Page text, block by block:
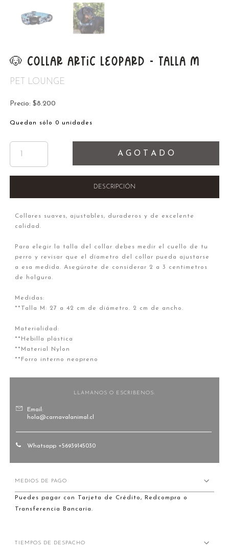
🐶 COLLAR ARTIC LEOPARD - TALLA M
PET LOUNGE
Precio: $8.200
Quedan sólo 0 unidades
A G O T A D O
DESCRIPCIÓN
Collares suaves, ajustables, duraderos y de excelente
calidad.
Para elegir la talla del collar debes medir el cuello de tu
perro y revisar que el díametro del collar pueda ajustarse
a esa medida. Asegúrate de considerar 2 a 3 centimetros
de holgura.
Medidas:
**Talla M: 27 a 42 cm de diámetro. 2 cm de ancho.
Materialidad:
**Hebilla plástica
**Material Nylon
**Forro interno neopreno
LLAMANOS O ESCRIBENOS:
Email:
hola@carnavalanimal.cl
Whatsapp +56939145030
MEDIOS DE PAGO
Puedes pagar con Tarjeta de Crédito, Redcompra o
Transferencia Bancaria.
TIEMPOS DE DESPACHO